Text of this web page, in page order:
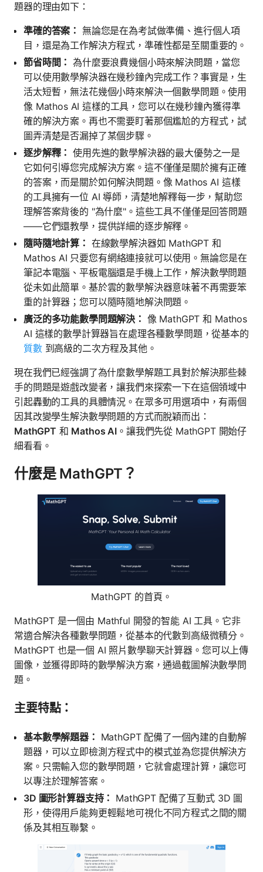
題器的理由如下：
準確的答案： 無論您是在為考試做準備、進行個人項
目，還是為工作解決方程式，準確性都是至關重要的。
節省時間： 為什麼要浪費幾個小時來解決問題，當您
可以使用數學解決器在幾秒鐘內完成工作？事實是，生
活太短暫，無法花幾個小時來解決一個數學問題。使用
像 Mathos AI 這樣的工具，您可以在幾秒鐘內獲得準
確的解決方案。再也不需要盯著那個尷尬的方程式，試
圖弄清楚是否漏掉了某個步驟。
逐步解釋： 使用先進的數學解決器的最大優勢之一是
它如何引導您完成解決方案。這不僅僅是關於擁有正確
的答案，而是關於如何解決問題。像 Mathos AI 這樣
的工具擁有一位 AI 導師，清楚地解釋每一步，幫助您
理解答案背後的 "為什麼"。這些工具不僅僅是回答問題
——它們還教學，提供詳細的逐步解釋。
隨時隨地計算： 在線數學解決器如 MathGPT 和
Mathos AI 只要您有網絡連接就可以使用。無論您是在
筆記本電腦、平板電腦還是手機上工作，解決數學問題
從未如此簡單。基於雲的數學解決器意味著不再需要笨
重的計算器；您可以隨時隨地解決問題。
廣泛的多功能數學問題解決： 像 MathGPT 和 Mathos
AI 這樣的數學計算器旨在處理各種數學問題，從基本的
質數到高級的二次方程及其他。
現在我們已經強調了為什麼數學解題工具對於解決那些棘
手的問題是遊戲改變者，讓我們來探索一下在這個領域中
引起轟動的工具的具體情況。在眾多可用選項中，有兩個
因其改變學生解決數學問題的方式而脫穎而出：
MathGPT 和 Mathos AI。讓我們先從 MathGPT 開始仔
細看看。
什麼是 MathGPT？
MathGPT 的首頁。
MathGPT 是一個由 Mathful 開發的智能 AI 工具。它非
常適合解決各種數學問題，從基本的代數到高級微積分。
MathGPT 也是一個 AI 照片數學聊天計算器。您可以上傳
圖像，並獲得即時的數學解決方案，通過截圖解決數學問
題。
主要特點：
基本數學解題器： MathGPT 配備了一個內建的自動解
題器，可以立即檢測方程式中的模式並為您提供解決方
案。只需輸入您的數學問題，它就會處理計算，讓您可
以專注於理解答案。
3D 圖形計算器支持： MathGPT 配備了互動式 3D 圖
形，使得用戶能夠更輕鬆地可視化不同方程式之間的關
係及其相互聯繫。